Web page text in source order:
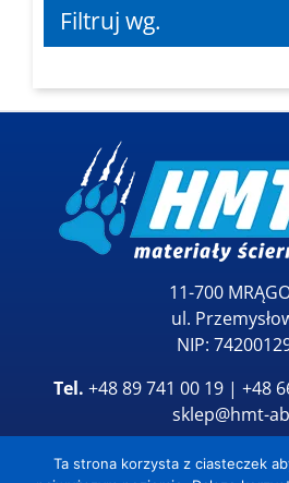
Filtruj wg.
11-700
ul.
NIP:
Tel. +48 89 741 00 19 | +48
sklep@hmt-
Ta strona korzysta z ciasteczek